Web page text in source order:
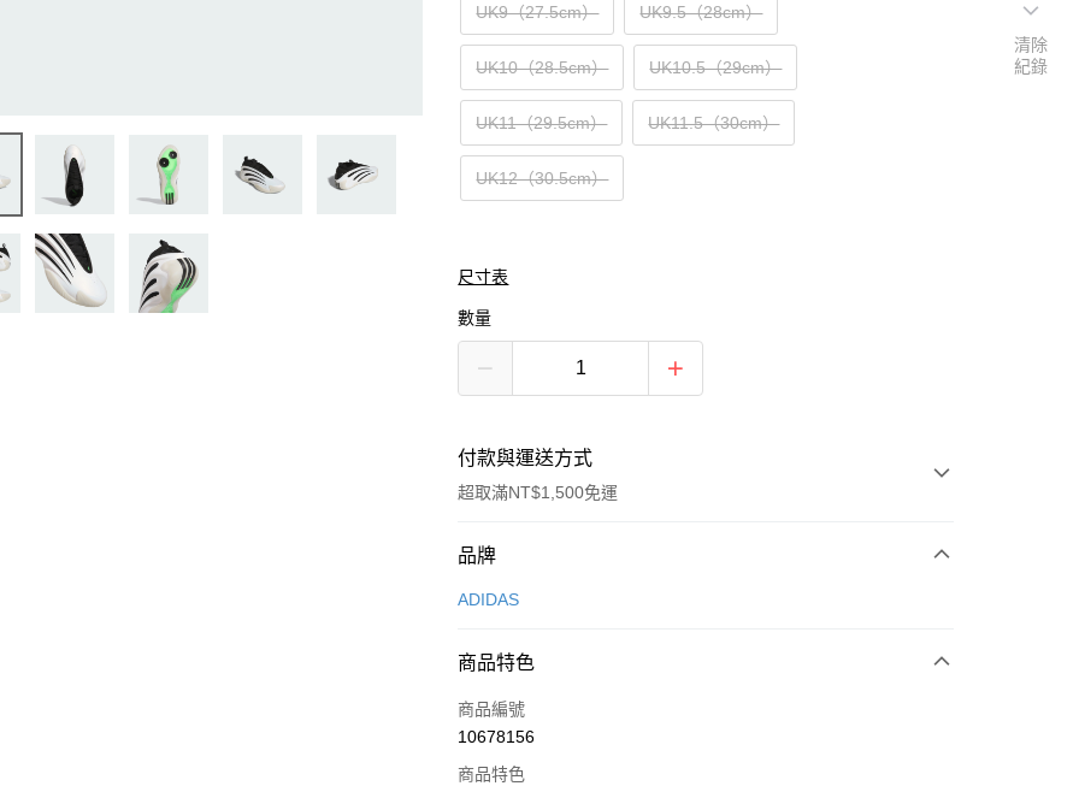
UK9（27.5cm） UK9.5（28cm）
UK10（28.5cm） UK10.5（29cm）
UK11（29.5cm） UK11.5（30cm）
UK12（30.5cm）
尺寸表
數量
付款與運送方式
超取滿NT$1,500免運
付款方式
信用卡一次付款
合作金庫商業銀行
華南商業銀行
上海商業儲蓄銀行
LINE Pay
Apple Pay
品牌
ADIDAS
商品特色
商品編號
10678156
商品特色
清除
紀錄